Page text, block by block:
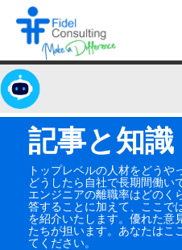
記事と知識
トップレベルの人材をどうや
どうしたら自社で長期間働い
エンジニアの離職率はどのく
答することに加えて、ここで
を紹介いたします。優れた意
たちが担います。あなたはこ
てください。